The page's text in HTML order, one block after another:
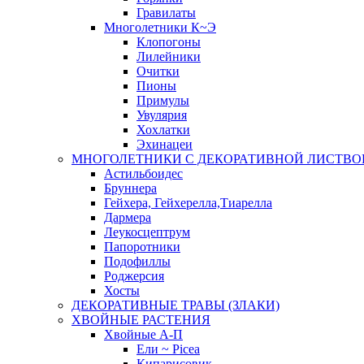
Гравилаты
Многолетники К~Э
Клопогоны
Лилейники
Очитки
Пионы
Примулы
Увулярия
Хохлатки
Эхинацеи
МНОГОЛЕТНИКИ С ДЕКОРАТИВНОЙ
Астильбоидес
Бруннера
Гейхера, Гейхерелла,Тиарелла
Дармера
Леукосцептрум
Папоротники
Подофиллы
Роджерсия
Хосты
ДЕКОРАТИВНЫЕ ТРАВЫ (ЗЛАКИ)
ХВОЙНЫЕ РАСТЕНИЯ
Хвойные А-П
Ели ~ Picea